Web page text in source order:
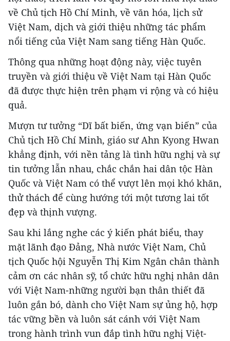
về Chủ tịch Hồ Chí Minh, về văn hóa, lịch sử
Việt Nam, dịch và giới thiệu những tác phẩm
nổi tiếng của Việt Nam sang tiếng Hàn Quốc.
Thông qua những hoạt động này, việc tuyên
truyền và giới thiệu về Việt Nam tại Hàn Quốc
đã được thực hiện trên phạm vi rộng và có hiệu
quả.
Mượn tư tưởng “Dĩ bất biến, ứng vạn biến” của
Chủ tịch Hồ Chí Minh, giáo sư Ahn Kyong Hwan
khẳng định, với nền tảng là tình hữu nghị và sự
tin tưởng lẫn nhau, chắc chắn hai dân tộc Hàn
Quốc và Việt Nam có thể vượt lên mọi khó khăn,
thử thách để cùng hướng tới một tương lai tốt
đẹp và thịnh vượng.
Sau khi lắng nghe các ý kiến phát biểu, thay
mặt lãnh đạo Đảng, Nhà nước Việt Nam, Chủ
tịch Quốc hội Nguyễn Thị Kim Ngân chân thành
cảm ơn các nhân sỹ, tổ chức hữu nghị nhân dân
với Việt Nam-những người bạn thân thiết đã
luôn gắn bó, dành cho Việt Nam sự ủng hộ, hợp
tác vững bền và luôn sát cánh với Việt Nam
trong hành trình vun đắp tình hữu nghị Việt-